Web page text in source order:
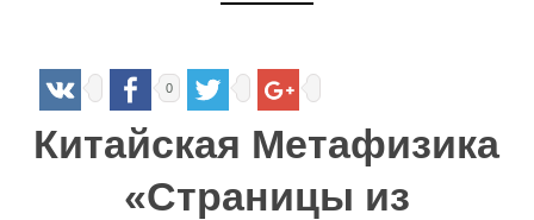
0
Китайская Метафизика
«Страницы из